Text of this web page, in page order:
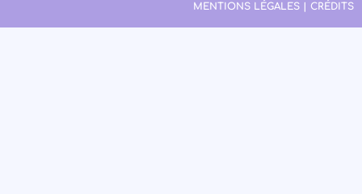
MENTIONS LÉGALES | CRÉDITS